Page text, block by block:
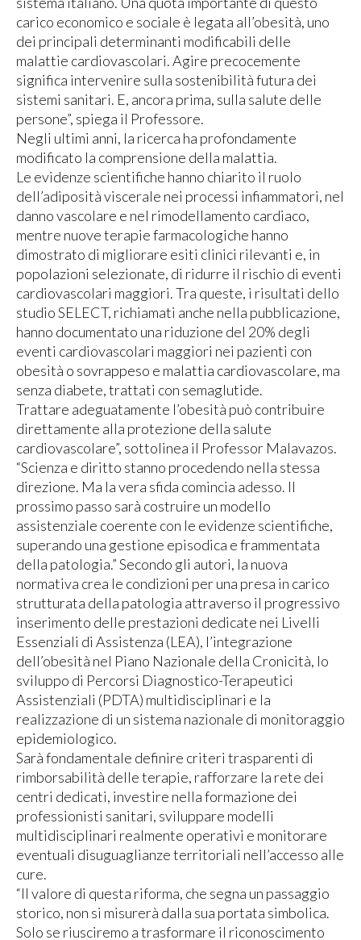
carico economico e sociale è legata all’obesità, uno
dei principali determinanti modificabili delle
malattie cardiovascolari. Agire precocemente
significa intervenire sulla sostenibilità futura dei
sistemi sanitari. E, ancora prima, sulla salute delle
persone”, spiega il Professore.
Negli ultimi anni, la ricerca ha profondamente
modificato la comprensione della malattia.
Le evidenze scientifiche hanno chiarito il ruolo
dell’adiposità viscerale nei processi infiammatori, nel
danno vascolare e nel rimodellamento cardiaco,
mentre nuove terapie farmacologiche hanno
dimostrato di migliorare esiti clinici rilevanti e, in
popolazioni selezionate, di ridurre il rischio di eventi
cardiovascolari maggiori. Tra queste, i risultati dello
studio SELECT, richiamati anche nella pubblicazione,
hanno documentato una riduzione del 20% degli
eventi cardiovascolari maggiori nei pazienti con
obesità o sovrappeso e malattia cardiovascolare, ma
senza diabete, trattati con semaglutide.
Trattare adeguatamente l’obesità può contribuire
direttamente alla protezione della salute
cardiovascolare”, sottolinea il Professor Malavazos.
“Scienza e diritto stanno procedendo nella stessa
direzione. Ma la vera sfida comincia adesso. Il
prossimo passo sarà costruire un modello
assistenziale coerente con le evidenze scientifiche,
superando una gestione episodica e frammentata
della patologia.” Secondo gli autori, la nuova
normativa crea le condizioni per una presa in carico
strutturata della patologia attraverso il progressivo
inserimento delle prestazioni dedicate nei Livelli
Essenziali di Assistenza (LEA), l’integrazione
dell’obesità nel Piano Nazionale della Cronicità, lo
sviluppo di Percorsi Diagnostico-Terapeutici
Assistenziali (PDTA) multidisciplinari e la
realizzazione di un sistema nazionale di monitoraggio
epidemiologico.
Sarà fondamentale definire criteri trasparenti di
rimborsabilità delle terapie, rafforzare la rete dei
centri dedicati, investire nella formazione dei
professionisti sanitari, sviluppare modelli
multidisciplinari realmente operativi e monitorare
eventuali disuguaglianze territoriali nell’accesso alle
cure.
“Il valore di questa riforma, che segna un passaggio
storico, non si misurerà dalla sua portata simbolica.
Solo se riusciremo a trasformare il riconoscimento